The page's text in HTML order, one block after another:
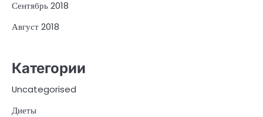
Сентябрь 2018
Август 2018
Категории
Uncategorised
Диеты